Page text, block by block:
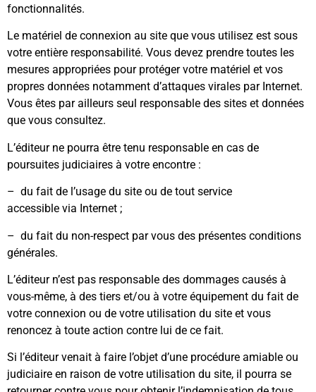
fonctionnalités.
Le matériel de connexion au site que vous utilisez est sous
votre entière responsabilité. Vous devez prendre toutes les
mesures appropriées pour protéger votre matériel et vos
propres données notamment d’attaques virales par Internet.
Vous êtes par ailleurs seul responsable des sites et données
que vous consultez.
L’éditeur ne pourra être tenu responsable en cas de
poursuites judiciaires à votre encontre :
– du fait de l’usage du site ou de tout service
accessible via Internet ;
– du fait du non-respect par vous des présentes conditions
générales.
L’éditeur n’est pas responsable des dommages causés à
vous-même, à des tiers et/ou à votre équipement du fait de
votre connexion ou de votre utilisation du site et vous
renoncez à toute action contre lui de ce fait.
Si l’éditeur venait à faire l’objet d’une procédure amiable ou
judiciaire en raison de votre utilisation du site, il pourra se